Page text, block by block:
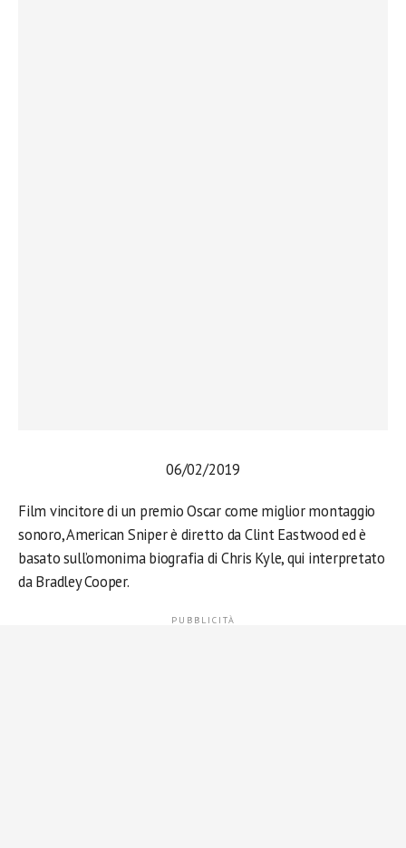
06/02/2019
Film vincitore di un premio Oscar come miglior montaggio
sonoro, American Sniper è diretto da Clint Eastwood ed è
basato sull’omonima biografia di Chris Kyle, qui interpretato
da Bradley Cooper.